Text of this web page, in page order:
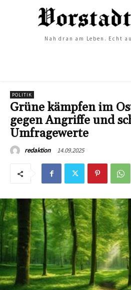
Nah dran am Leben. Echt
POLITIK
Grüne kämpfen im
gegen Angriffe und
Umfragewerte
redaktion 14.09.2025